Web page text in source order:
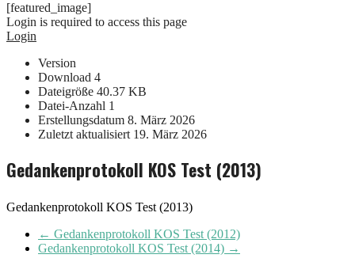
[featured_image]
Login is required to access this page
Login
Version
Download 4
Dateigröße 40.37 KB
Datei-Anzahl 1
Erstellungsdatum 8. März 2026
Zuletzt aktualisiert 19. März 2026
Gedankenprotokoll KOS Test (2013)
Gedankenprotokoll KOS Test (2013)
← Gedankenprotokoll KOS Test (2012)
Gedankenprotokoll KOS Test (2014) →